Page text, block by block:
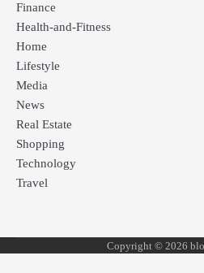
Finance
Health-and-Fitness
Home
Lifestyle
Media
News
Real Estate
Shopping
Technology
Travel
Copyright © 2026